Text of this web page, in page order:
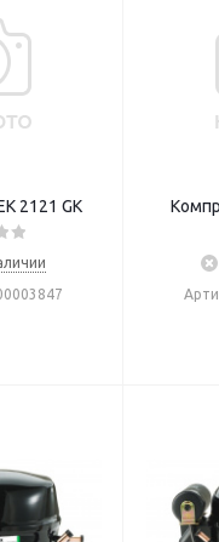
2121 GK